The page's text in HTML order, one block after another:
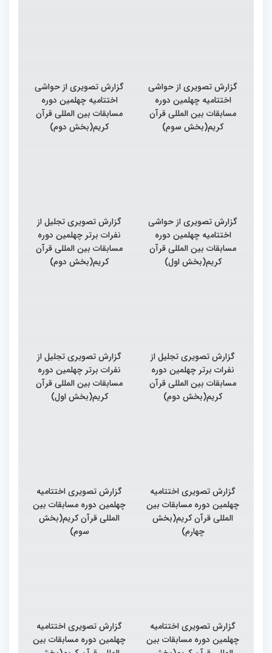
گزارش تصویری از حواشی
اختتامیه چهلمین دوره
مسابقات بین المللی قرآن
کریم(بخش سوم)
گزارش تصویری از حواشی
اختتامیه چهلمین دوره
مسابقات بین المللی قرآن
کریم(بخش دوم)
گزارش تصویری از حواشی
اختتامیه چهلمین دوره
مسابقات بین المللی قرآن
کریم(بخش اول)
گزارش تصویری تجلیل از
نفرات برتر چهلمین دوره
مسابقات بین المللی قرآن
کریم(بخش دوم)
گزارش تصویری تجلیل از
نفرات برتر چهلمین دوره
مسابقات بین المللی قرآن
کریم(بخش دوم)
گزارش تصویری تجلیل از
نفرات برتر چهلمین دوره
مسابقات بین المللی قرآن
کریم(بخش اول)
گزارش تصویری اختتامیه
چهلمین دوره مسابقات بین
المللی قرآن کریم(بخش
چهارم)
گزارش تصویری اختتامیه
چهلمین دوره مسابقات بین
المللی قرآن کریم(بخش
سوم)
گزارش تصویری اختتامیه
چهلمین دوره مسابقات بین
گزارش تصویری اختتامیه
چهلمین دوره مسابقات بین